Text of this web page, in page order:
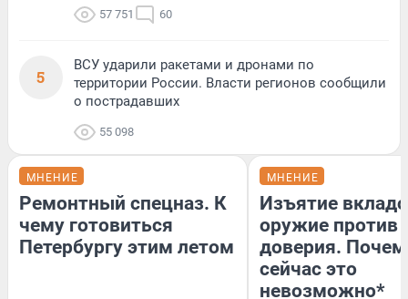
57 751 60
5
ВСУ ударили ракетами и дронами по
территории России. Власти регионов сообщили
о пострадавших
55 098
МНЕНИЕ
Ремонтный спецназ. К
чему готовиться
Петербургу этим летом
МНЕНИЕ
Изъятие
оружие против
доверия.
сейчас это
невозможно*